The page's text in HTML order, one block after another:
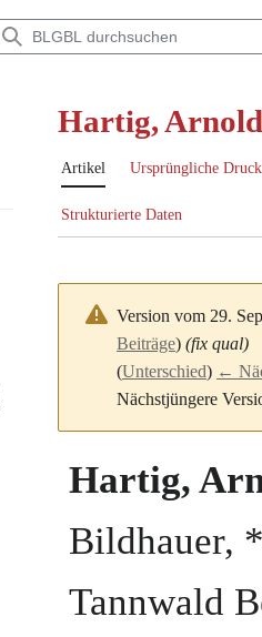
Hartig,
Artikel Ursprüngliche
Strukturierte Daten
Version vom 29.
Beiträge) (fix qual)
(Unterschied) ←
Nächstjüngere
Hartig,
Bildhauer,
Tannwald